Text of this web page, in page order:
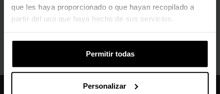
que les haya proporcionado o que hayan recopilado a
partir del uso que haya hecho de sus servicios.
Permitir todas
Personalizar